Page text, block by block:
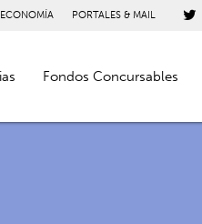
PORTALES & MAIL
Fondos Concursables